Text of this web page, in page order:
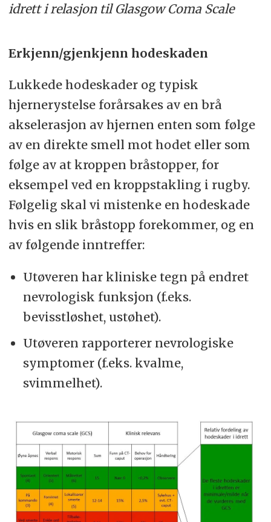
idrett i relasjon til Glasgow Coma Scale
Erkjenn/gjenkjenn hodeskaden
Lukkede hodeskader og typisk
hjernerystelse forårsakes av en brå
akselerasjon av hjernen enten som følge
av en direkte smell mot hodet eller som
følge av at kroppen bråstopper, for
eksempel ved en kroppstakling i rugby.
Følgelig skal vi mistenke en hodeskade
hvis en slik bråstopp forekommer, og en
av følgende inntreffer:
Utøveren har kliniske tegn på endret
nevrologisk funksjon (f.eks.
bevisstløshet, ustøhet).
Utøveren rapporterer nevrologiske
symptomer (f.eks. kvalme,
svimmelhet).